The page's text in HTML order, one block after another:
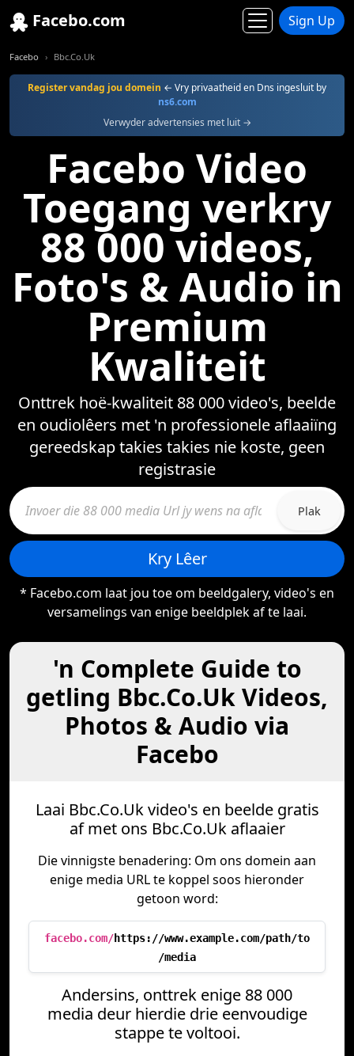
Facebo.com Sign Up
Facebo Bbc.Co.Uk
Register vandag jou domein ← Vry privaatheid en Dns ingesluit by
ns6.com
Verwyder advertensies met luit →
Facebo Video
Toegang verkry
88 000 videos,
Foto's & Audio in
Premium
Kwaliteit
Onttrek hoë-kwaliteit 88 000 video's, beelde
en oudiolêers met 'n professionele aflaaiïng
gereedskap takies takies nie koste, geen
registrasie
Plak
Kry Lêer
* Facebo.com laat jou toe om beeldgalery, video's en
versamelings van enige beeldplek af te laai.
'n Complete Guide to
getling Bbc.Co.Uk Videos,
Photos & Audio via
Facebo
Laai Bbc.Co.Uk video's en beelde gratis
af met ons Bbc.Co.Uk aflaaier
Die vinnigste benadering: Om ons domein aan
enige media URL te koppel soos hieronder
getoon word:
facebo.com/https://www.example.com/path/to
/media
Andersins, onttrek enige 88 000
media deur hierdie drie eenvoudige
stappe te voltooi.